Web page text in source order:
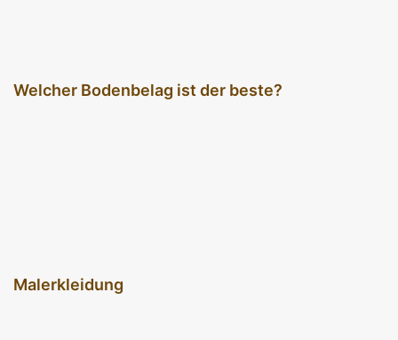
Welcher Bodenbelag ist der beste?
Malerkleidung